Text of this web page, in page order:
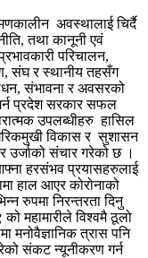
अवस्थालाई चिर्दै
तथा कानूनी एवं
परिचालन,
संघ र स्थानीय तहसँग
संभावना र अवसरको
प्रदेश सरकार सफल
उपलब्धीहरु हासिल
विकास र सुशासन
उर्जाको संचार गरेको छ ।
हरसंभव प्रयासहरुलाई
हाल आएर कोरोनाको
रुपमा निरन्तरता दिनु
महामारीले विश्वमै ठूलो
मनोवैज्ञानिक त्रास पनि
संकट न्यूनीकरण गर्न